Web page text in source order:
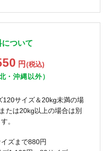
について
円 (税込)
・沖縄以外）
サイズ＆20kg未満の場
たは20kg以上の場合は別
。
ズまで880円